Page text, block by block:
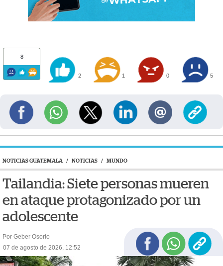
8
2 1 0 5
NOTICIAS GUATEMALA / NOTICIAS / MUNDO
Tailandia: Siete personas mueren
en ataque protagonizado por un
adolescente
Por Geber Osorio
07 de agosto de 2026, 12:52